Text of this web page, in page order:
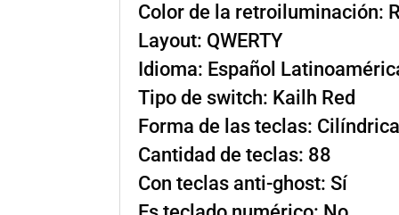
Color de la retroiluminación:
Layout: QWERTY
Idioma: Español
Tipo de switch: Kailh Red
Forma de las teclas: Cilíndrica
Cantidad de teclas: 88
Con teclas anti-ghost: Sí